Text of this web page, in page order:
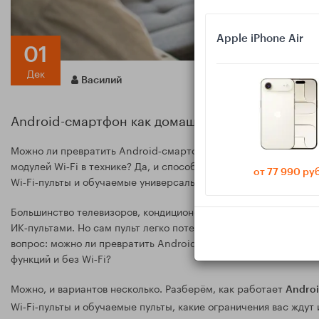
01
Дек Василий
Android-смартфон как домашний пульт: ИК-порт,
Можно ли превратить Android‑смартфон в пульт для обычного
модулей Wi‑Fi в технике? Да, и способов несколько.
Wi‑Fi‑пульты и обучаемые универсальные пульты.
Большинство телевизоров, кондиционеров, ресиверов и
ИК‑пультами. Но сам пульт легко потерять, сломать или
вопрос: можно ли превратить Android‑смартфон в
функций и без Wi‑Fi?
Можно, и вариантов несколько. Разберём, как работает
Wi‑Fi‑пульты и обучаемые пульты, какие ограничения вас
Apple iPhone Air
от 77 990